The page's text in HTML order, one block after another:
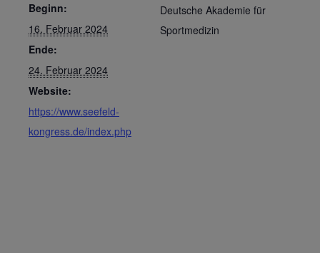
Beginn:
16. Februar 2024
Ende:
24. Februar 2024
Website:
https://www.seefeld-
kongress.de/index.php
Deutsche Akademie für
Sportmedizin